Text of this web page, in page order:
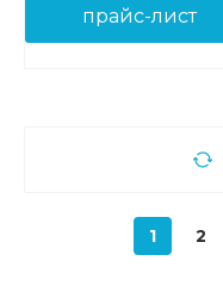
прайс-лист
1 2